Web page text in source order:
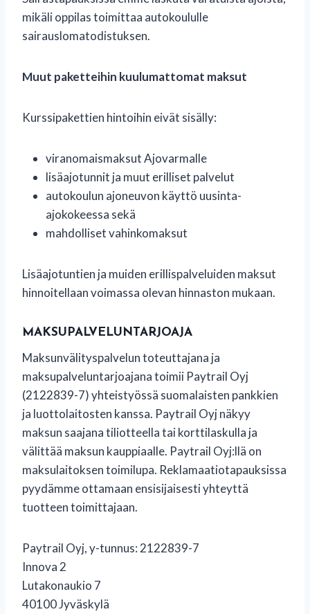
mikäli oppilas toimittaa autokoululle
sairauslomatodistuksen.
Muut paketteihin kuulumattomat maksut
Kurssipakettien hintoihin eivät sisälly:
viranomaismaksut Ajovarmalle
lisäajotunnit ja muut erilliset palvelut
autokoulun ajoneuvon käyttö uusinta-
ajokokeessa sekä
mahdolliset vahinkomaksut
Lisäajotuntien ja muiden erillispalveluiden maksut
hinnoitellaan voimassa olevan hinnaston mukaan.
MAKSUPALVELUNTARJOAJA
Maksunvälityspalvelun toteuttajana ja
maksupalveluntarjoajana toimii Paytrail Oyj
(2122839-7) yhteistyössä suomalaisten pankkien
ja luottolaitosten kanssa. Paytrail Oyj näkyy
maksun saajana tiliotteella tai korttilaskulla ja
välittää maksun kauppiaalle. Paytrail Oyj:llä on
maksulaitoksen toimilupa. Reklamaatiotapauksissa
pyydämme ottamaan ensisijaisesti yhteyttä
tuotteen toimittajaan.
Paytrail Oyj, y-tunnus: 2122839-7
Innova 2
Lutakonaukio 7
40100 Jyväskylä